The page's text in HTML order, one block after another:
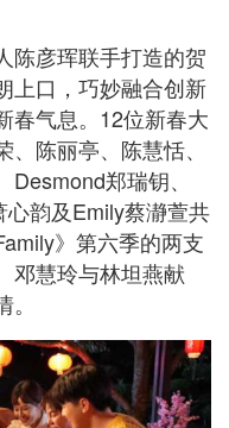
陈彦珲联手打造的贺
上口，巧妙融合创新
春气息。12位新春大
陈丽亭、陈慧恬、
郑瑞钥、
韵及Emily蔡瀞萱共
》第六季的两支
慧玲与林坦燕献